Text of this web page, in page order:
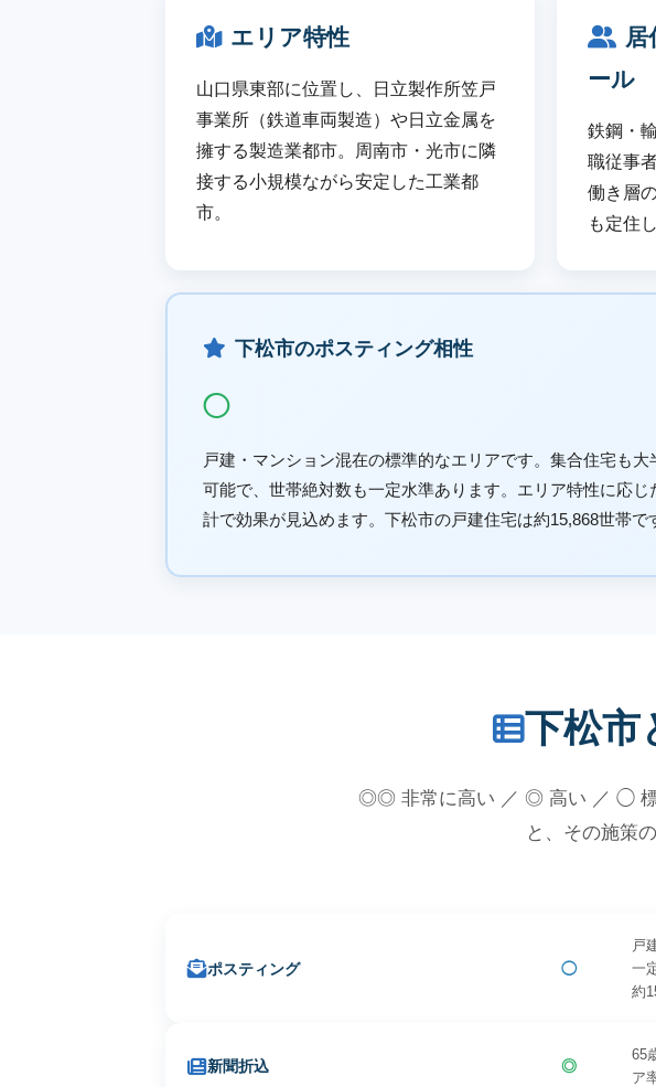
エリア特性
山口県東部に位置し、日立製作所笠戸
事業所（鉄道車両製造）や日立金属を
擁する製造業都市。周南市・光市に隣
接する小規模ながら安定した工業都
市。
居
ール
鉄鋼・
職従事
働き層
も定住
下松市のポスティング相性
◯
戸建・マンション混在の標準的なエリアです。集合住宅も大
可能で、世帯絶対数も一定水準あります。エリア特性に応じ
計で効果が見込めます。下松市の戸建住宅は約15,868世帯で
下松市
◎◎ 非常に高い ／ ◎ 高い ／ ◯
と、その施策
ポスティング ◯
戸
一
約
新聞折込 ◎
65
ア